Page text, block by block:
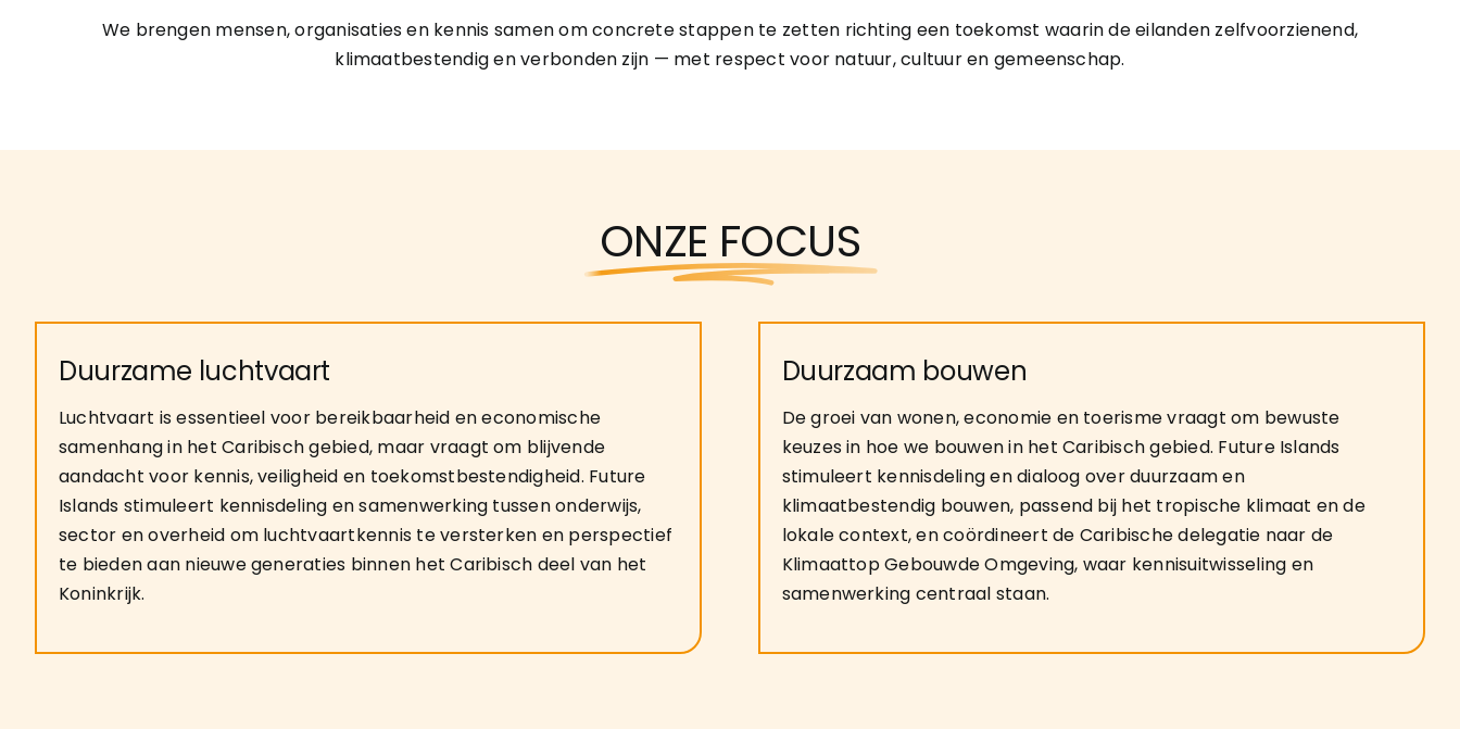
We brengen mensen, organisaties en kennis samen om concrete stappen te zetten richting een toekomst waarin de eilanden zelfvoorzienend,
klimaatbestendig en verbonden zijn — met respect voor natuur, cultuur en gemeenschap.
ONZE FOCUS
Duurzame luchtvaart
Luchtvaart is essentieel voor bereikbaarheid en economische
samenhang in het Caribisch gebied, maar vraagt om blijvende
aandacht voor kennis, veiligheid en toekomstbestendigheid. Future
Islands stimuleert kennisdeling en samenwerking tussen onderwijs,
sector en overheid om luchtvaartkennis te versterken en perspectief
te bieden aan nieuwe generaties binnen het Caribisch deel van het
Koninkrijk.
Duurzaam bouwen
De groei van wonen, economie en toerisme vraagt om bewuste
keuzes in hoe we bouwen in het Caribisch gebied. Future Islands
stimuleert kennisdeling en dialoog over duurzaam en
klimaatbestendig bouwen, passend bij het tropische klimaat en de
lokale context, en coördineert de Caribische delegatie naar de
Klimaattop Gebouwde Omgeving, waar kennisuitwisseling en
samenwerking centraal staan.